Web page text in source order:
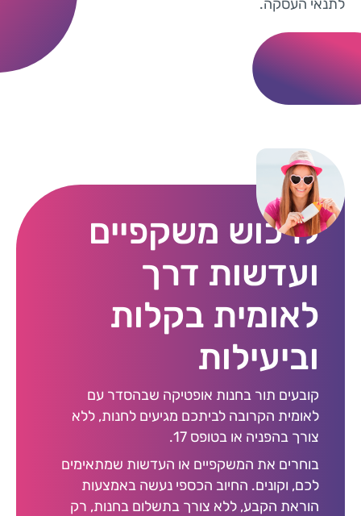
לתנאי העסקה.
לרכוש משקפיים
ועדשות דרך
לאומית בקלות
וביעילות
קובעים תור בחנות אופטיקה שבהסדר עם
לאומית הקרובה לביתכם מגיעים לחנות, ללא
צורך בהפניה או בטופס 17.
בוחרים את המשקפיים או העדשות שמתאימים
לכם, וקונים. החיוב הכספי נעשה באמצעות
הוראת הקבע, ללא צורך בתשלום בחנות, רק